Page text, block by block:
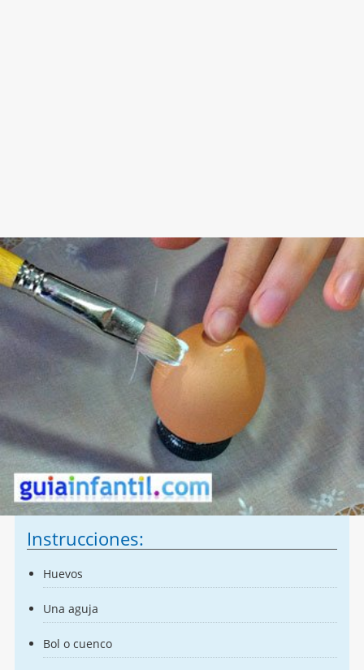
Instrucciones:
Huevos
Una aguja
Bol o cuenco